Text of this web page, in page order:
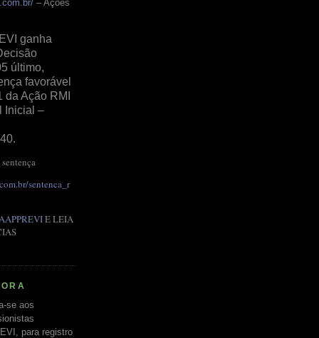
– Ações
ganha
último,
favorável
da Ação RMI
Inicial –
sentenca_r
AAPPREVIE LEIA
se aos
para registro